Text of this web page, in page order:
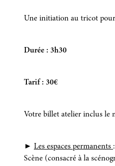
Une initiation au tricot
Durée : 3h30
Tarif : 30€
Votre billet atelier inclus le
► Les espaces permanents
Scène (consacré à la